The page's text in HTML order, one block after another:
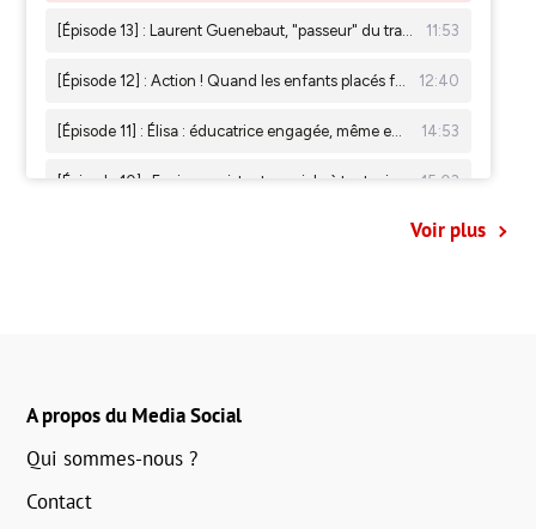
Voir plus
A propos du Media Social
Qui sommes-nous ?
Contact